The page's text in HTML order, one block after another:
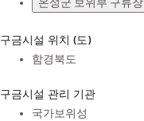
구금시설 위치 (도)
함경북도
구금시설 관리 기관
국가보위성